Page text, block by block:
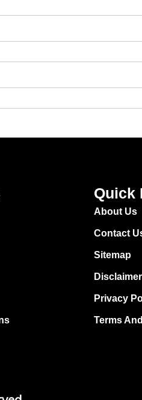
Quick
About Us
Contact
Sitemap
Disclaimer
Privacy
Terms